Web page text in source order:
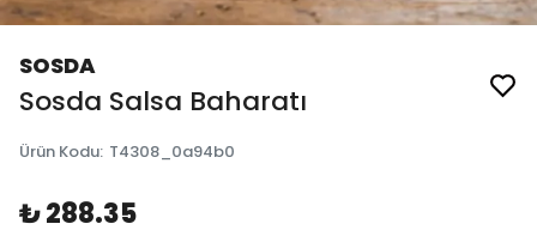
SOSDA
Sosda Salsa Baharatı
Ürün Kodu: T4308_0a94b0
₺ 288.35